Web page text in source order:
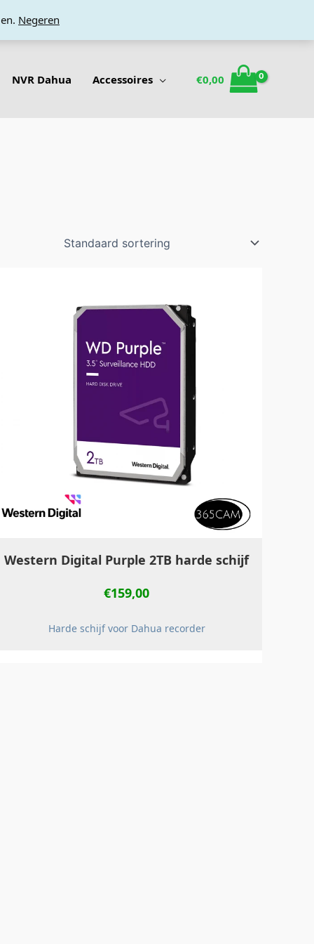
Negeren
NVR Dahua Accessoires €0,00
Western Digital Purple 2TB harde schijf
€159,00
Harde schijf voor Dahua recorder